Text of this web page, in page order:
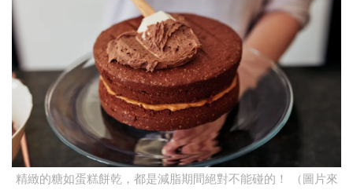
精緻的糖如蛋糕餅乾，都是減脂期間絕對不能碰的！ （圖片來